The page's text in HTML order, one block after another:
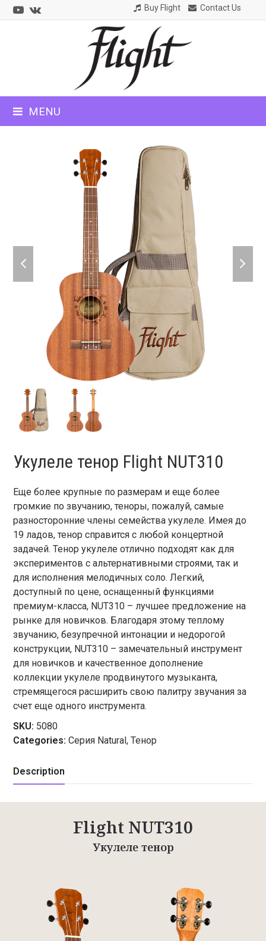
Youtube
VK Buy Flight Contact Us
MENU
slide
slide
Укулеле тенор Flight NUT310
Еще более крупные по размерам и еще более
громкие по звучанию, теноры, пожалуй, самые
разносторонние члены семейства укулеле. Имея до
19 ладов, тенор справится с любой концертной
задачей. Тенор укулеле отлично подходят как для
экспериментов с альтернативными строями, так и
для исполнения мелодичных соло. Легкий,
доступный по цене, оснащенный функциями
премиум-класса, NUT310 – лучшее предложение на
рынке для новичков. Благодаря этому теплому
звучанию, безупречной интонации и недорогой
конструкции, NUT310 – замечательный инструмент
для новичков и качественное дополнение
коллекции укулеле продвинутого музыканта,
стремящегося расширить свою палитру звучания за
счет еще одного инструмента.
SKU: 5080
Categories: Серия Natural,Тенор
Description
Flight NUT310
Укулеле тенор